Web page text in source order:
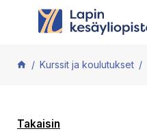
Siirry sisältöön
Kurssit ja koulutukset
Takaisin